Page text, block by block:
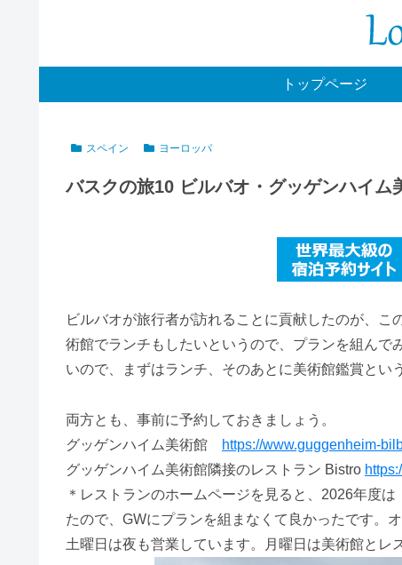
トップページ
スペイン ヨーロッパ
バスクの旅10 ビルバオ・グッゲンハイム
ビルバオが旅行者が訪れることに貢献したのが、
術館でランチもしたいというので、プランを組ん
いので、まずはランチ、そのあとに美術館鑑賞とい
両方とも、事前に予約しておきましょう。
グッゲンハイム美術館
https://www.guggenheim-
グッゲンハイム美術館隣接のレストラン Bistro
＊レストランのホームページを見ると、2026年度
たので、GWにプランを組まなくて良かったです。
土曜日は夜も営業しています。月曜日は美術館とレ